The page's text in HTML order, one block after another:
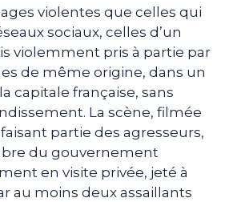
violentes que celles qui
sociaux, celles d’un
violemment pris à partie par
de même origine, dans un
capitale française, sans
La scène, filmée
partie des agresseurs,
du gouvernement
en visite privée, jeté à
au moins deux assaillants